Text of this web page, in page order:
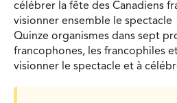
célébrer la fête des Canadiens
visionner ensemble le spectacle
Quinze organismes dans sept
francophones, les francophiles
visionner le spectacle et à